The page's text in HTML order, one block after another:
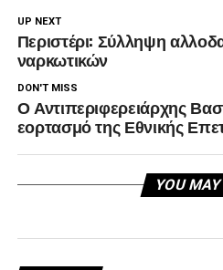
UP NEXT
Περιστέρι: Σύλληψη
ναρκωτικών
DON'T MISS
Ο Αντιπεριφερειάρχης
εορτασμό της Εθνικής
YOU